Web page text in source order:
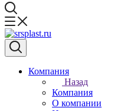
Компания
Назад
Компания
О компании